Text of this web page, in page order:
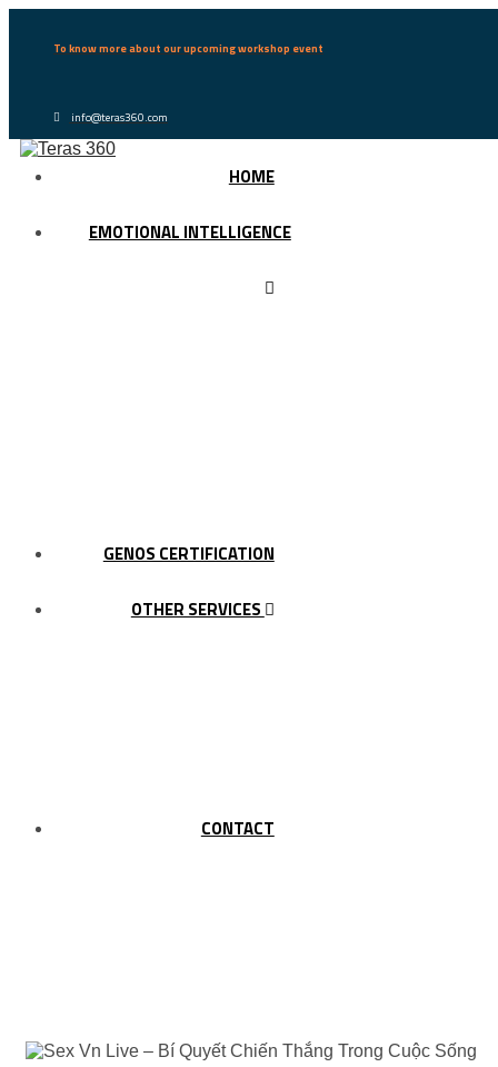
To know more about our upcoming workshop event
info@teras360.com
HOME
EMOTIONAL INTELLIGENCE
GENOS CERTIFICATION
OTHER SERVICES
CONTACT